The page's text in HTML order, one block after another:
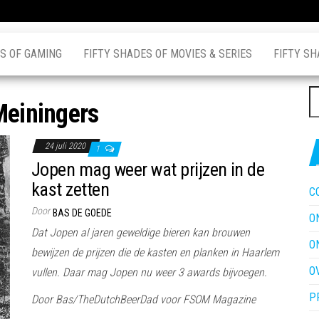
OF GAMING FIFTY SHADES OF MOVIES & SERIES FIFTY
24 juli 2020 1
Jopen mag weer wat prijzen in de
kast zetten
Door BAS DE GOEDE
Dat Jopen al jaren geweldige bieren kan brouwen
bewijzen de prijzen die de kasten en planken in Haarlem
vullen. Daar mag Jopen nu weer 3 awards bijvoegen.
Door Bas/TheDutchBeerDad voor FSOM Magazine